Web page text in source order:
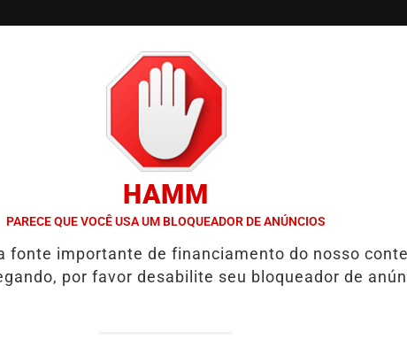
COLUNAS / EMPREGOS
ESTADUAL MELO MORAES EM AÇÃO EDUCATIVA EM PIRACICABA
HAMM
PARECE QUE VOCÊ USA UM BLOQUEADOR DE ANÚNCIOS
fonte importante de financiamento do nosso
por favor desabilite seu bloqueador de